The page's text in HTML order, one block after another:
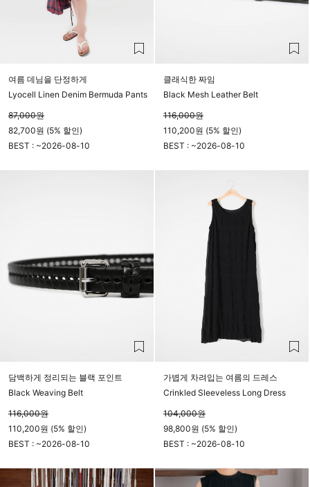
여름 데님을 단정하게
Lyocell Linen Denim Bermuda Pants
87,000원
82,700원 (5% 할인)
BEST : ~2026-08-10
클래식한 짜임
Black Mesh Leather Belt
116,000원
110,200원 (5% 할인)
BEST : ~2026-08-10
담백하게 정리되는 블랙 포인트
Black Weaving Belt
116,000원
110,200원 (5% 할인)
BEST : ~2026-08-10
가볍게 차려입는 여름의 드레스
Crinkled Sleeveless Long Dress
104,000원
98,800원 (5% 할인)
BEST : ~2026-08-10